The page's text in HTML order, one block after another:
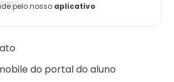
pelo nosso aplicativo
do portal do aluno